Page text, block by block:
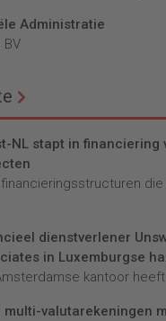
Administratie
BV
NL stapt in financiering
die
dienstverlener
in Luxemburgse
kantoor
multi-valutarekeningen